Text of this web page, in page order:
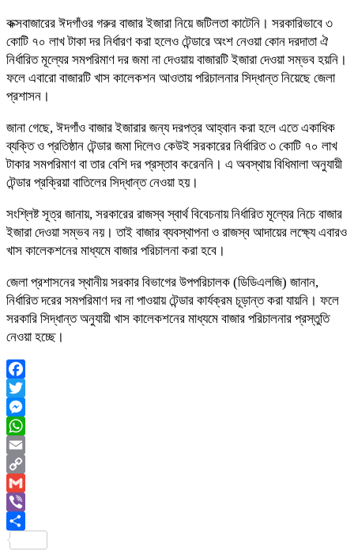
কক্সবাজারের ঈদগাঁওর গরুর বাজার ইজারা নিয়ে জটিলতা কাটেনি। সরকারিভাবে ৩
কোটি ৭০ লাখ টাকা দর নির্ধারণ করা হলেও টেন্ডারে অংশ নেওয়া কোন দরদাতা ঐ
নির্ধারিত মূল্যের সমপরিমাণ দর জমা না দেওয়ায় বাজারটি ইজারা দেওয়া সম্ভব হয়নি।
ফলে এবারো বাজারটি খাস কালেকশন আওতায় পরিচালনার সিদ্ধান্ত নিয়েছে জেলা
প্রশাসন।
জানা গেছে, ঈদগাঁও বাজার ইজারার জন্য দরপত্র আহ্বান করা হলে এতে একাধিক
ব্যক্তি ও প্রতিষ্ঠান টেন্ডার জমা দিলেও কেউই সরকারের নির্ধারিত ৩ কোটি ৭০ লাখ
টাকার সমপরিমাণ বা তার বেশি দর প্রস্তাব করেননি। এ অবস্থায় বিধিমালা অনুযায়ী
টেন্ডার প্রক্রিয়া বাতিলের সিদ্ধান্ত নেওয়া হয়।
সংশ্লিষ্ট সূত্র জানায়, সরকারের রাজস্ব স্বার্থ বিবেচনায় নির্ধারিত মূল্যের নিচে বাজার
ইজারা দেওয়া সম্ভব নয়। তাই বাজার ব্যবস্থাপনা ও রাজস্ব আদায়ের লক্ষ্যে এবারও
খাস কালেকশনের মাধ্যমে বাজার পরিচালনা করা হবে।
জেলা প্রশাসনের স্থানীয় সরকার বিভাগের উপপরিচালক (ডিডিএলজি) জানান,
নির্ধারিত দরের সমপরিমাণ দর না পাওয়ায় টেন্ডার কার্যক্রম চূড়ান্ত করা যায়নি। ফলে
সরকারি সিদ্ধান্ত অনুযায়ী খাস কালেকশনের মাধ্যমে বাজার পরিচালনার প্রস্তুতি
নেওয়া হচ্ছে।
Facebook
Twitter
Messenger
WhatsApp
Email
Copy
Link
Gmail
Viber